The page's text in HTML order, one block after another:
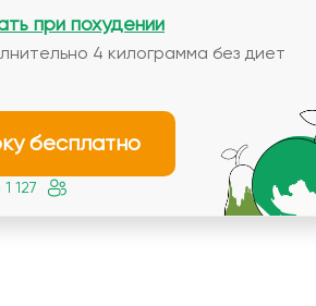
при похудении
4 килограмма без диет
бесплатно
127